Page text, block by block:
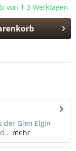
von 1-3 Werktagen
der Glen Elgin
mehr